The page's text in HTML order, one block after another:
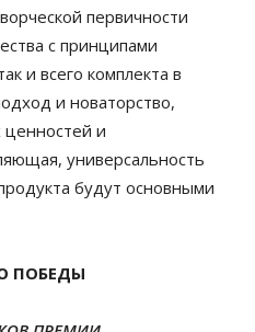
первичности
с принципами
и всего комплекта в
и новаторство,
и
универсальность
будут основными
ПОБЕДЫ